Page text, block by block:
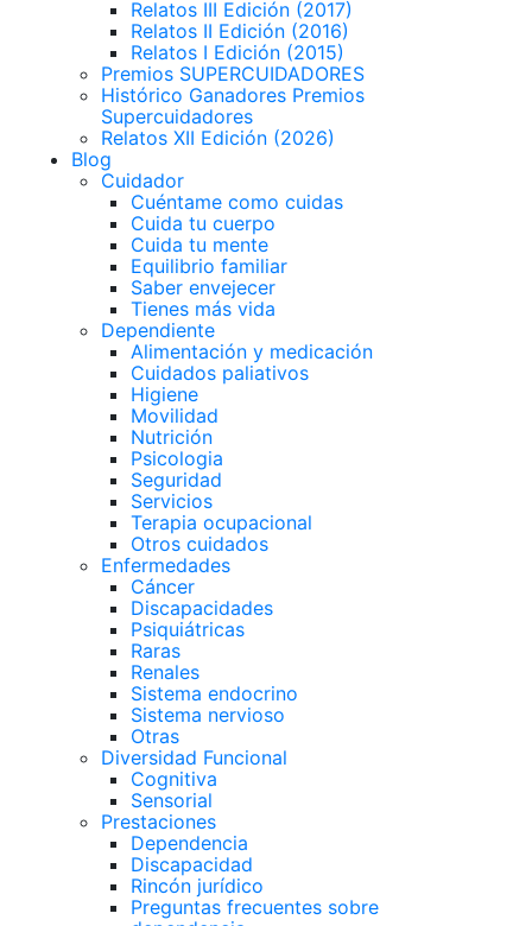
Relatos III Edición (2017)
Relatos II Edición (2016)
Relatos I Edición (2015)
Premios SUPERCUIDADORES
Histórico Ganadores Premios
Supercuidadores
Relatos XII Edición (2026)
Blog
Cuidador
Cuéntame como cuidas
Cuida tu cuerpo
Cuida tu mente
Equilibrio familiar
Saber envejecer
Tienes más vida
Dependiente
Alimentación y medicación
Cuidados paliativos
Higiene
Movilidad
Nutrición
Psicologia
Seguridad
Servicios
Terapia ocupacional
Otros cuidados
Enfermedades
Cáncer
Discapacidades
Psiquiátricas
Raras
Renales
Sistema endocrino
Sistema nervioso
Otras
Diversidad Funcional
Cognitiva
Sensorial
Prestaciones
Dependencia
Discapacidad
Rincón jurídico
Preguntas frecuentes sobre